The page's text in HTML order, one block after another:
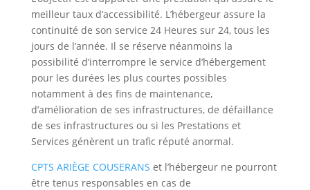
meilleur taux d’accessibilité. L’hébergeur assure la
continuité de son service 24 Heures sur 24, tous les
jours de l’année. Il se réserve néanmoins la
possibilité d’interrompre le service d’hébergement
pour les durées les plus courtes possibles
notamment à des fins de maintenance,
d’amélioration de ses infrastructures, de défaillance
de ses infrastructures ou si les Prestations et
Services génèrent un trafic réputé anormal.
CPTS ARIÈGE COUSERANS et l’hébergeur ne pourront
être tenus responsables en cas de